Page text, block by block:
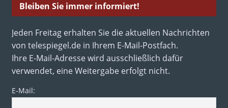
Bleiben Sie immer informiert!
Jeden Freitag erhalten Sie die aktuellen Nachrichten
von telespiegel.de in Ihrem E-Mail-Postfach.
Ihre E-Mail-Adresse wird ausschließlich dafür
verwendet, eine Weitergabe erfolgt nicht.
E-Mail: